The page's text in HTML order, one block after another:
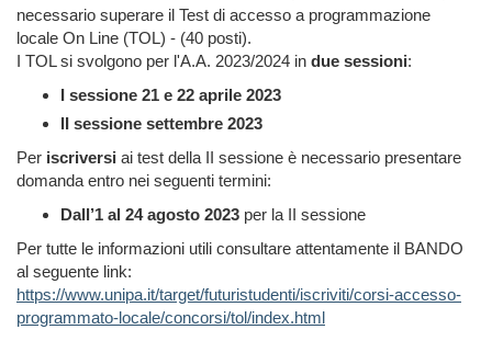
necessario superare il Test di accesso a programmazione
locale On Line (TOL) - (40 posti).
I TOL si svolgono per l'A.A. 2023/2024 in due sessioni:
I sessione 21 e 22 aprile 2023
II sessione settembre 2023
Per iscriversi ai test della II sessione è necessario presentare
domanda entro nei seguenti termini:
Dall’1 al 24 agosto 2023 per la II sessione
Per tutte le informazioni utili consultare attentamente il BANDO
al seguente link:
https://www.unipa.it/target/futuristudenti/iscriviti/corsi-accesso-
programmato-locale/concorsi/tol/index.html